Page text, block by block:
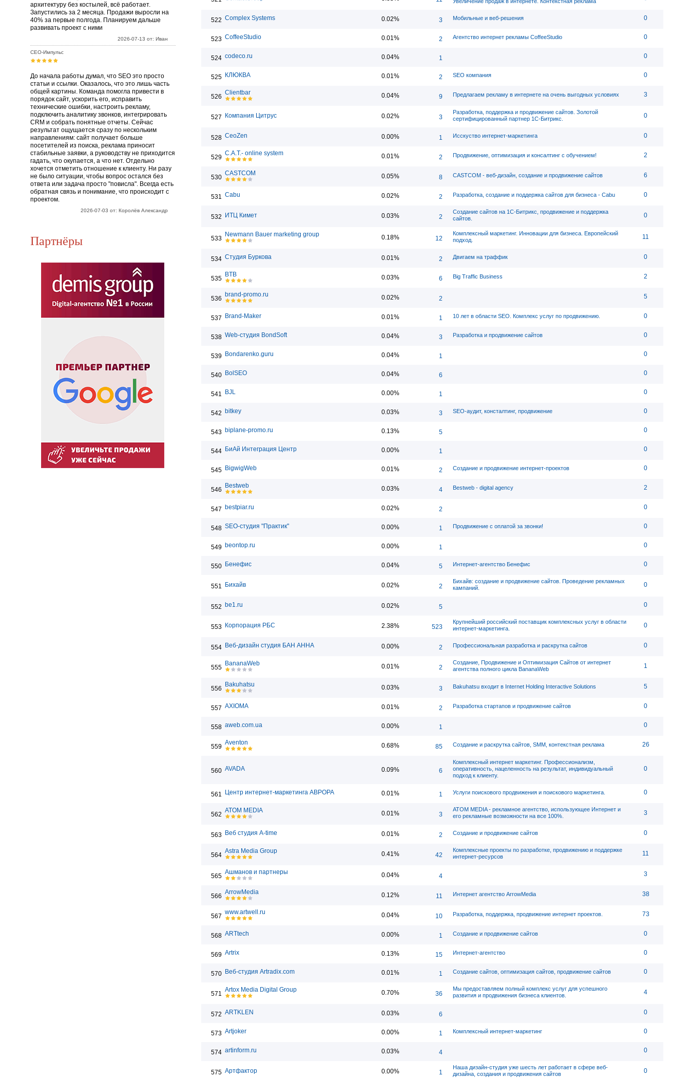
архитектуру без костылей, всё работает.
Запустились за 2 месяца. Продажи выросли на
40% за первые полгода. Планируем дальше
развивать проект с ними
2026-07-13 от: Иван
СЕО-Импульс
До начала работы думал, что SEO это просто
статьи и ссылки. Оказалось, что это лишь часть
общей картины. Команда помогла привести в
порядок сайт, ускорить его, исправить
технические ошибки, настроить рекламу,
подключить аналитику звонков, интегрировать
CRM и собрать понятные отчеты. Сейчас
результат ощущается сразу по нескольким
направлениям: сайт получает больше
посетителей из поиска, реклама приносит
стабильные заявки, а руководству не приходится
гадать, что окупается, а что нет. Отдельно
хочется отметить отношение к клиенту. Ни разу
не было ситуации, чтобы вопрос остался без
ответа или задача просто "повисла". Всегда есть
обратная связь и понимание, что происходит с
проектом.
2026-07-03 от: Королёв Александр
Партнёры
522 Complex Systems 0.02% 3 Мобильные и веб-решения 0
523 CoffeeStudio 0.01% 2 Агентство интернет рекламы CoffeeStudio 0
524 codeco.ru 0.04% 1 0
525 КЛЮКВА 0.01% 2 SEO компания 0
526
Clientbar 0.04% 9 Предлагаем рекламу в интернете на очень выгодных условиях 3
527 Компания Цитрус 0.02% 3
Разработка, поддержка и продвижение сайтов. Золотой
сертифицированный партнер 1С-Битрикс.
0
528 CeoZen 0.00% 1 Исскуство интернет-маркетинга 0
529
C.A.T.- online system 0.01% 2 Продвижение, оптимизация и консалтинг с обучением! 2
530
CASTCOM 0.05% 8 CASTCOM - веб-дизайн, cоздание и продвижение сайтов 6
531 Cabu 0.02% 2 Разработка, создание и поддержка сайтов для бизнеса - Cabu 0
532 ИТЦ Кимет 0.03% 2
Создание сайтов на 1С-Битрикс, продвижение и поддержка
сайтов.
0
533
Newmann Bauer marketing group 0.18% 12
Комплексный маркетинг. Инновации для бизнеса. Европейский
подход.
11
534 Студия Буркова 0.01% 2 Двигаем на траффик 0
535
BTB 0.03% 6 Big Traffic Business 2
536
brand-promo.ru 0.02% 2 5
537 Brand-Maker 0.01% 1 10 лет в области SEO. Комплекс услуг по продвижению. 0
538 Web-студия BondSoft 0.04% 3 Разработка и продвижение сайтов 0
539 Bondarenko.guru 0.04% 1 0
540 BolSEO 0.04% 6 0
541 BJL 0.00% 1 0
542 bitkey 0.03% 3 SEO-аудит, консталтинг, продвижение 0
543 biplane-promo.ru 0.13% 5 0
544 БиАй Интеграция Центр 0.00% 1 0
545 BigwigWeb 0.01% 2 Создание и продвижение интернет-проектов 0
546
Bestweb 0.03% 4 Bestweb - digital agency 2
547 bestpiar.ru 0.02% 2 0
548 SEO-студия "Практик" 0.00% 1 Продвижение с оплатой за звонки! 0
549 beontop.ru 0.00% 1 0
550 Бенефис 0.04% 5 Интернет-агентство Бенефис 0
551 Бихайв 0.02% 2
Бихайв: cоздание и продвижение сайтов. Проведение рекламных
кампаний.
0
552 be1.ru 0.02% 5 0
553 Корпорация РБС 2.38% 523
Крупнейший российский поставщик комплексных услуг в области
интернет-маркетинга.
0
554 Веб-дизайн студия БАН АННА 0.00% 2 Профессиональная разработка и раскрутка сайтов 0
555
BananaWeb 0.01% 2
Создание, Продвижение и Оптимизация Сайтов от интернет
агентства полного цикла BananaWeb
1
556
Bakuhatsu 0.03% 3 Bakuhatsu входит в Internet Holding Interactive Solutions 5
557 AXIOMA 0.01% 2 Разработка стартапов и продвижение сайтов 0
558 aweb.com.ua 0.00% 1 0
559
Aventon 0.68% 85 Создание и раскрутка сайтов, SMM, контекстная реклама 26
560 AVADA 0.09% 6
Комплексный интернет маркетинг. Профессионализм,
оперативность, нацеленность на результат, индивидуальный
подход к клиенту.
0
561 Центр интернет-маркетинга АВРОРА 0.01% 1 Услуги поискового продвижения и поискового маркетинга. 0
562
ATOM MEDIA 0.01% 3
АТОМ MEDIA - рекламное агентство, использующее Интернет и
его рекламные возможности на все 100%.
3
563 Веб студия A-time 0.01% 2 Создание и продвижение сайтов 0
564
Astra Media Group 0.41% 42
Комплексные проекты по разработке, продвижению и поддержке
интернет-ресурсов
11
565
Ашманов и партнеры 0.04% 4 3
566
ArrowMedia 0.12% 11 Интернет агентство ArrowMedia 38
567
www.artwell.ru 0.04% 10 Разработка, поддержка, продвижение интернет проектов. 73
568 ARTtech 0.00% 1 Создание и продвижение сайтов 0
569 Artrix 0.13% 15 Интернет-агентство 0
570 Веб-студия Artradix.com 0.01% 1 Создание сайтов, оптимизация сайтов, продвижение сайтов 0
571
Artox Media Digital Group 0.70% 36
Мы предоставляем полный комплекс услуг для успешного
развития и продвижения бизнеса клиентов.
4
572 ARTKLEN 0.03% 6 0
573 Artjoker 0.00% 1 Комплексный интернет-маркетинг 0
574 artinform.ru 0.03% 4 0
575 Артфактор 0.00% 1
Наша дизайн-студия уже шесть лет работает в сфере веб-
дизайна, создания и продвижения сайтов
0